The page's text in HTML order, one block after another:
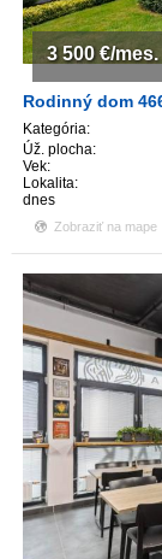
Kategória:
Úž. plocha:
Vek:
Lokalita:
dnes
3 500 €/mes.
Zobraziť na mape